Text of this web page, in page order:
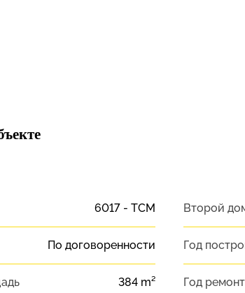
6017 - TCM
По договоренности
384 m²
Второй
Год
Год